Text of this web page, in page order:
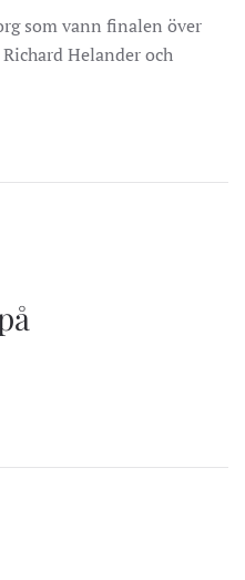
som vann finalen över
Helander och